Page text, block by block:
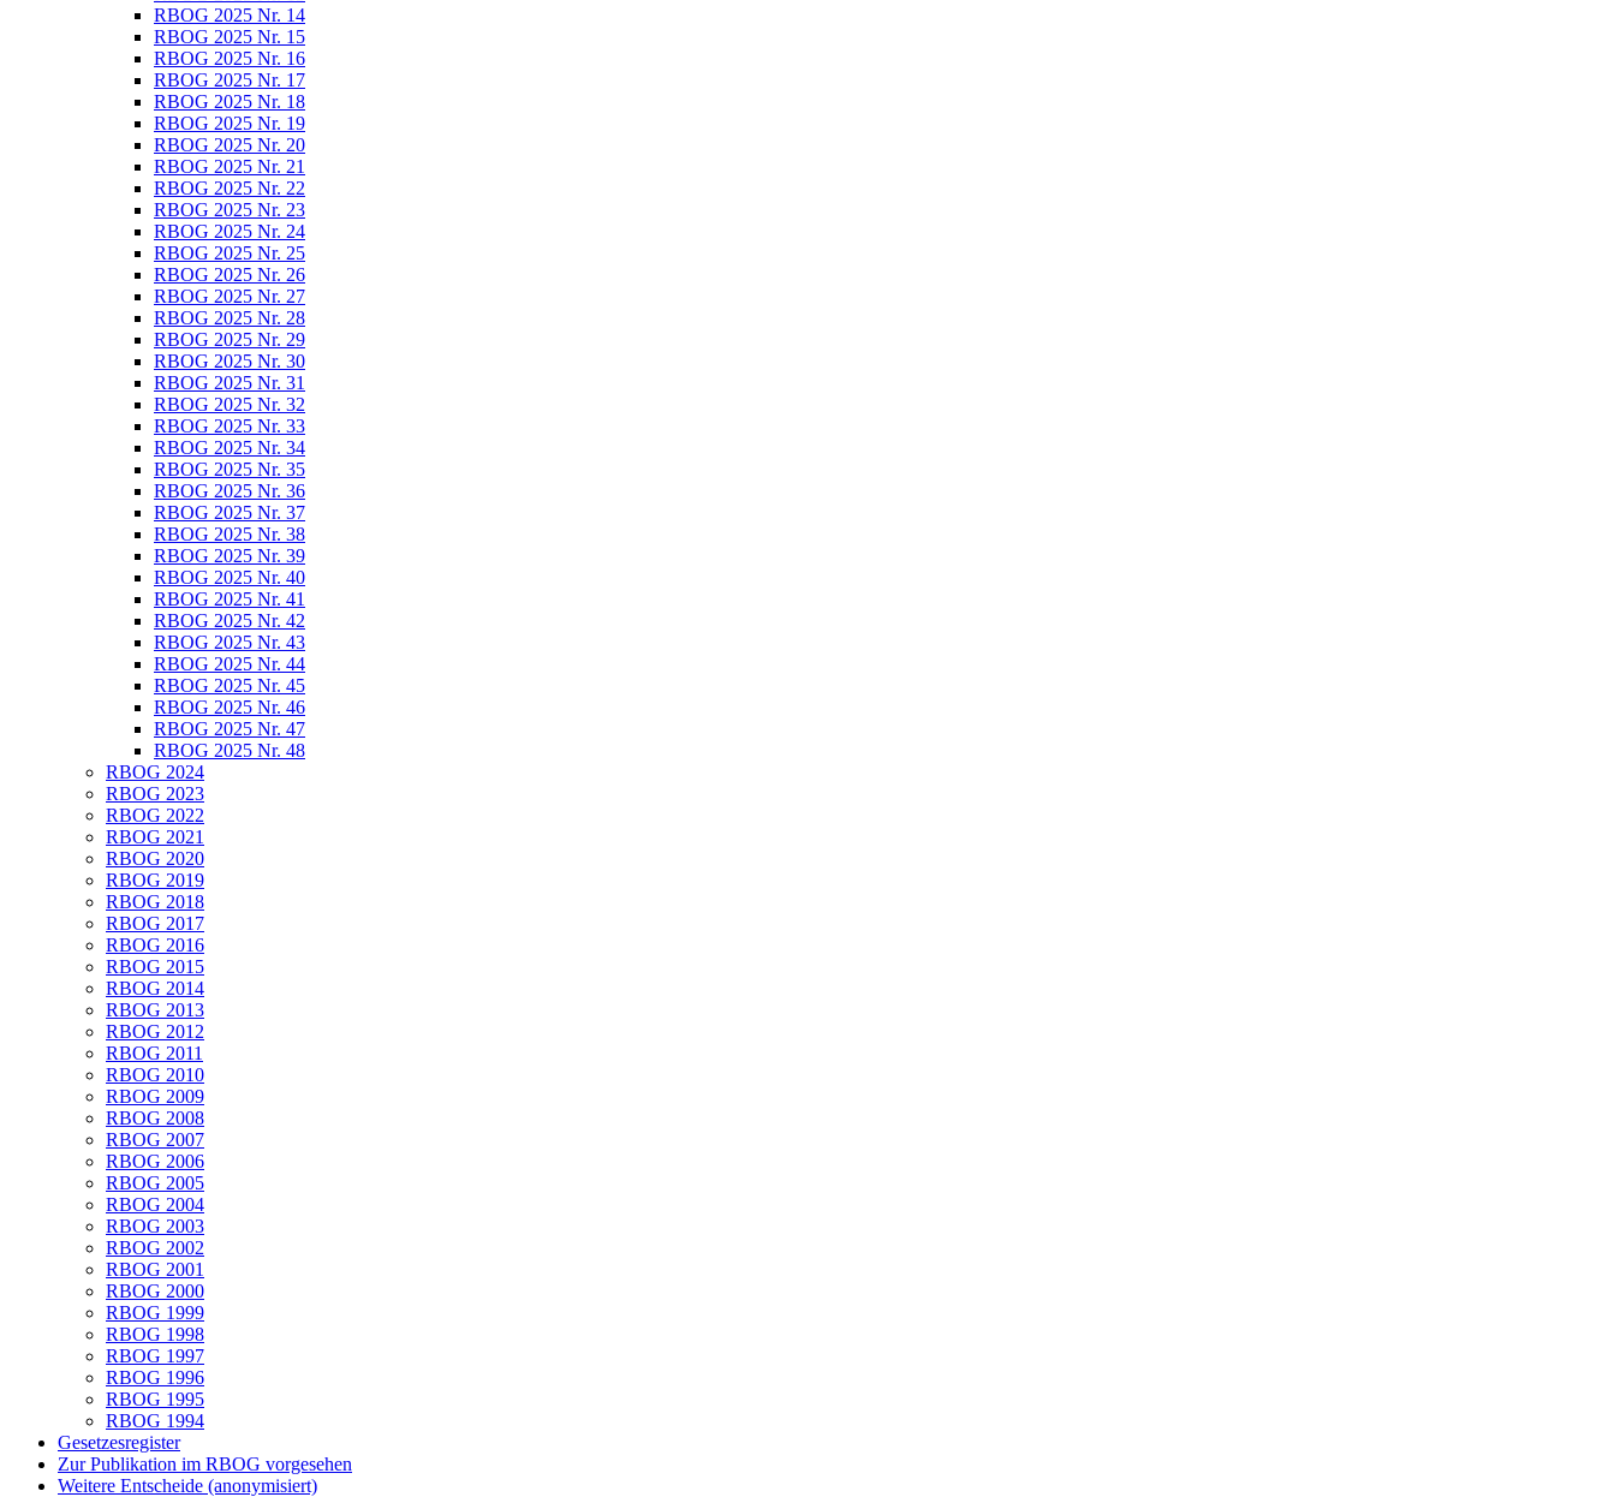
RBOG 2025 Nr. 14
RBOG 2025 Nr. 15
RBOG 2025 Nr. 16
RBOG 2025 Nr. 17
RBOG 2025 Nr. 18
RBOG 2025 Nr. 19
RBOG 2025 Nr. 20
RBOG 2025 Nr. 21
RBOG 2025 Nr. 22
RBOG 2025 Nr. 23
RBOG 2025 Nr. 24
RBOG 2025 Nr. 25
RBOG 2025 Nr. 26
RBOG 2025 Nr. 27
RBOG 2025 Nr. 28
RBOG 2025 Nr. 29
RBOG 2025 Nr. 30
RBOG 2025 Nr. 31
RBOG 2025 Nr. 32
RBOG 2025 Nr. 33
RBOG 2025 Nr. 34
RBOG 2025 Nr. 35
RBOG 2025 Nr. 36
RBOG 2025 Nr. 37
RBOG 2025 Nr. 38
RBOG 2025 Nr. 39
RBOG 2025 Nr. 40
RBOG 2025 Nr. 41
RBOG 2025 Nr. 42
RBOG 2025 Nr. 43
RBOG 2025 Nr. 44
RBOG 2025 Nr. 45
RBOG 2025 Nr. 46
RBOG 2025 Nr. 47
RBOG 2025 Nr. 48
RBOG 2024
RBOG 2023
RBOG 2022
RBOG 2021
RBOG 2020
RBOG 2019
RBOG 2018
RBOG 2017
RBOG 2016
RBOG 2015
RBOG 2014
RBOG 2013
RBOG 2012
RBOG 2011
RBOG 2010
RBOG 2009
RBOG 2008
RBOG 2007
RBOG 2006
RBOG 2005
RBOG 2004
RBOG 2003
RBOG 2002
RBOG 2001
RBOG 2000
RBOG 1999
RBOG 1998
RBOG 1997
RBOG 1996
RBOG 1995
RBOG 1994
Gesetzesregister
Zur Publikation im RBOG vorgesehen
Weitere Entscheide (anonymisiert)